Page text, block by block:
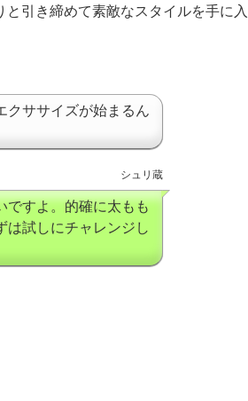
引き締めて素敵なスタイルを手に入
クササイズが始まるん
シュリ蔵
ですよ。的確に太もも
は試しにチャレンジし